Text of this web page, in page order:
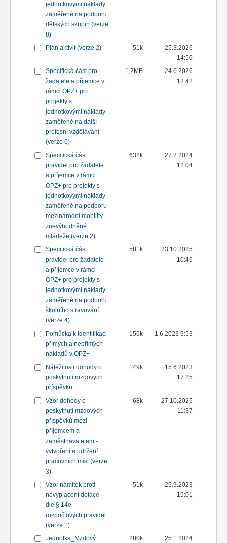
jednotkovými náklady
zaměřené na podporu
dětských skupin (verze
8)
Plán aktivit (verze 2) 51k
25.3.2026
14:50
Specifická část pro
žadatele a příjemce v
rámci OPZ+ pro
projekty s
jednotkovými náklady
zaměřené na další
profesní vzdělávání
(verze 6)
1,2MB
24.6.2026
12:42
Specifická část
pravidel pro žadatele
a příjemce v rámci
OPZ+ pro projekty s
jednotkovými náklady
zaměřené na podporu
mezinárodní mobility
znevýhodněné
mládeže (verze 2)
632k
27.2.2024
12:04
Specifická část
pravidel pro žadatele
a příjemce v rámci
OPZ+ pro projekty s
jednotkovými náklady
zaměřené na podporu
školního stravování
(verze 4)
581k
23.10.2025
10:46
Pomůcka k identifikaci
přímých a nepřímých
nákladů v OPZ+
156k 1.6.2023 9:53
Náležitosti dohody o
poskytnutí mzdových
příspěvků
149k
15.6.2023
17:25
Vzor dohody o
poskytnutí mzdových
příspěvků mezi
příjemcem a
zaměstnavatelem -
vytvoření a udržení
pracovních míst (verze
3)
68k
27.10.2025
11:37
Vzor námitek proti
nevyplacení dotace
dle § 14e
rozpočtových pravidel
(verze 1)
51k
25.9.2023
15:01
Jednotka_Mzdový
280k
25.1.2024